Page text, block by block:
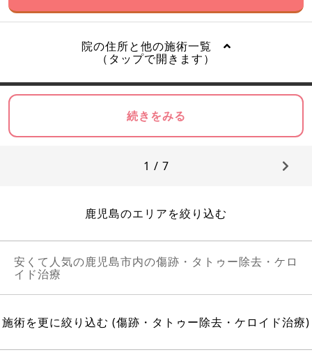
院の住所と他の施術一覧
（タップで開きます）
続きをみる
1 / 7
鹿児島のエリアを絞り込む
安くて人気の鹿児島市内の傷跡・タトゥー除去・ケロ
イド治療
施術を更に絞り込む (傷跡・タトゥー除去・ケロイド治療)